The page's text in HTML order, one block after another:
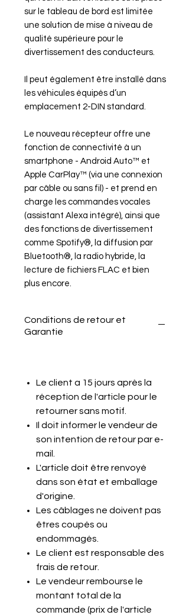
sur le tableau de bord est limitée
une solution de mise à niveau de
qualité supérieure pour le
divertissement des conducteurs.
Il peut également être installé dans
les véhicules équipés d’un
emplacement 2-DIN standard.
Le nouveau récepteur offre une
fonction de connectivité à un
smartphone - Android Auto™ et
Apple CarPlay™ (via une connexion
par câble ou sans fil) - et prend en
charge les commandes vocales
(assistant Alexa intégré), ainsi que
des fonctions de divertissement
comme Spotify®, la diffusion par
Bluetooth®, la radio hybride, la
lecture de fichiers FLAC et bien
plus encore.
Conditions de retour et
Garantie
Le client a 15 jours après la
réception de l'article pour le
retourner sans motif.
Il doit informer le vendeur de
son intention de retour par e-
mail.
L'article doit être renvoyé
dans son état et emballage
d'origine.
Les câblages ne doivent pas
êtres coupés ou
endommagés.
Le client est responsable des
frais de retour.
Le vendeur rembourse le
montant total de la
commande (prix de l'article